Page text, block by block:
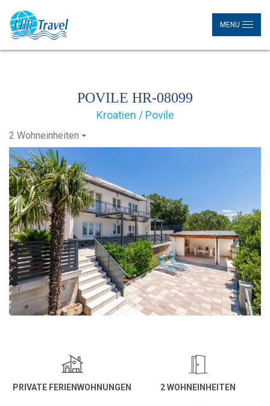
MENU
POVILE HR-08099
Kroatien / Povile
2 Wohneinheiten
PRIVATE FERIENWOHNUNGEN 2 WOHNEINHEITEN